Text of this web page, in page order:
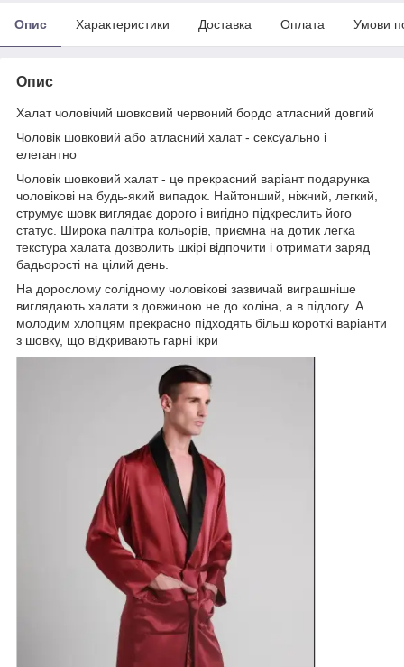
Опис Характеристики Доставка Оплата Умови
Опис
Халат чоловічий шовковий червоний бордо атласний довгий
Чоловік шовковий або атласний халат - сeксуально і
елегантно
Чоловік шовковий халат - це прекрасний варіант подарунка
чоловікові на будь-який випадок. Найтонший, ніжний, легкий,
струмує шовк виглядає дорого і вигідно підкреслить його
статус. Широка палітра кольорів, приємна на дотик легка
текстура халата дозволить шкірі відпочити і отримати заряд
бадьорості на цілий день.
На дорослому солідному чоловікові зазвичай виграшніше
виглядають халати з довжиною не до коліна, а в підлогу. А
молодим хлопцям прекрасно підходять більш короткі варіанти
з шовку, що відкривають гарні ікри